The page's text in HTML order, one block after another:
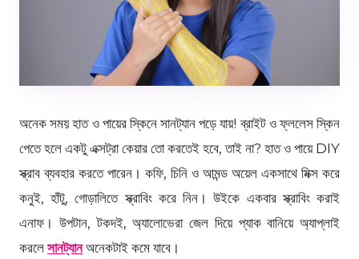
অনেক সময় হাত ও পায়ের স্কিনে সানট্যান পড়ে যায়! ব্রাইট ও ফ্ললেস স্কিন
পেতে হলে একটু এক্সট্রা কেয়ার তো করতেই হবে, তাই না? হাত ও পায়ে DIY
স্ক্রাব ব্যবহার করতে পারেন। কফি, চিনি ও আমন্ড অয়েল একসাথে মিক্স করে
কনুই, হাঁটু, গোড়ালিতে স্ক্রাবিং করে নিন। উইকে একবার স্ক্রাবিং করাই
এনাফ। উপটান, টকদই, অ্যালোভেরা জেল দিয়ে প্যাক বানিয়ে অ্যাপ্লাই
করলে সানট্যানঅনেকটাই কমে যাবে।